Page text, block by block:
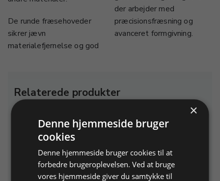
De runde fræsehoveder
sikrer jævn
materialefjernelse og god
der arbejder med
præcisionsfræsning og
avanceret formgivning.
Relaterede produkter
×
Denne hjemmeside bruger
cookies
Denne hjemmeside bruger cookies til at
forbedre brugeroplevelsen. Ved at bruge
vores hjemmeside giver du samtykke til